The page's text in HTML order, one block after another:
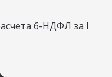
6-НДФЛ за I